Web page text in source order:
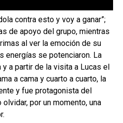
contra esto y voy a ganar”;
de apoyo del grupo, mientras
al ver la emoción de su
energías se potenciaron. La
a partir de la visita a Lucas el
a cama y cuarto a cuarto, la
y fue protagonista del
por un momento, una